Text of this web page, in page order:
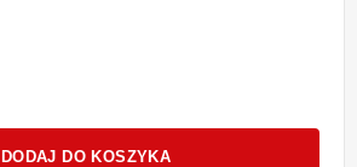
DODAJ DO KOSZYKA